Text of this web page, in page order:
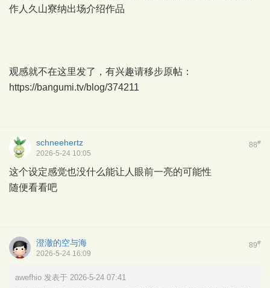
作人久山寮纳出场介绍作品
观感就不在这里发了，有兴趣请移步原帖：
https://bangumi.tv/blog/374211
88#
schneehertz
2026-5-24 10:05
这个设定感觉也没什么能让人眼前一亮的可能性
随便看看吧
89#
澄澈的空与海
2026-5-24 16:09
awefhio 发表于 2026-5-24 07:41